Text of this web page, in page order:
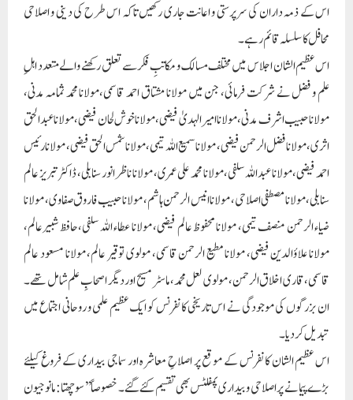
اس کے ذمہ داران کی سرپرستی و اعانت جاری رکھیں تاکہ اس طرح کی دینی و اصلاحی
محافل کا سلسلہ قائم رہے۔
اس عظیم الشان اجلاس میں مختلف مسالک و مکاتبِ فکر سے تعلق رکھنے والے متعدد اہلِ
علم و فضل نے شرکت فرمائی، جن میں مولانا مشتاق احمد قاسمی،مولانا محمد ثمامہ مدنی،
مولانا حبیب اشرف مدنی، مولانا امیر الہدیٰ فیضی، مولانا خوش لحان فیضی، مولانا عبدالحق
اثری، مولانا فضل الرحمن فیضی، مولانا سمیع اللہ تیمی، مولانا شمس الحق فیضی، مولانا رئیس
احمد فیضی، مولانا عبداللہ سلفی، مولانا محمد علی عمری، مولانا ناظر انور سنابلی، ڈاکٹر تبریز عالم
سنابلی، مولانا مصطفی اصلاحی، مولانا انیس الرحمن ہاشم، مولانا حبیب فاروق صفاوی، مولانا
ضیاء الرحمن منصف تیمی، مولانا محفوظ عالم فیضی، مولانا عطاء اللہ سلفی،حافظ شبیرعالم،
مولانا علاؤالدین فیضی، مولانا مطیع الرحمن قاسمی، مولوی توقیر عالم، مولانا مسعود عالم
قاسمی،قاری اخلاق الرحمن، مولوی لعل محمد، ماسٹر مسیح اور دیگر اصحابِ علم شامل تھے۔
ان بزرگوں کی موجودگی نے اس تاریخی کانفرنس کو ایک عظیم علمی و روحانی اجتماع میں
تبدیل کردیا۔
اس عظیم الشان کانفرنس کے موقع پر اصلاحِ معاشرہ اور سماجی بیداری کے فروغ کیلئے
بڑے پیمانے پر اصلاحی و بیداری پمفلٹس بھی تقسیم کئے گئے۔ خصوصاً ’’سوچھتا: مانو جیون